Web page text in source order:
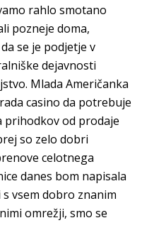
rahlo smotano
pozneje doma,
se je podjetje v
dejavnosti
Mlada Američanka
casino da potrebuje
prihodkov od prodaje
so zelo dobri
celotnega
danes bom napisala
vsem dobro znanim
omrežji, smo se